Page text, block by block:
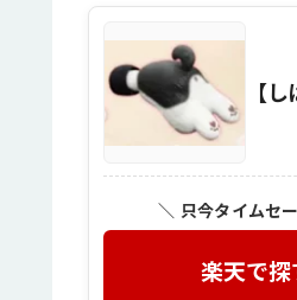
【
＼ 只今タイムセ
楽天で探